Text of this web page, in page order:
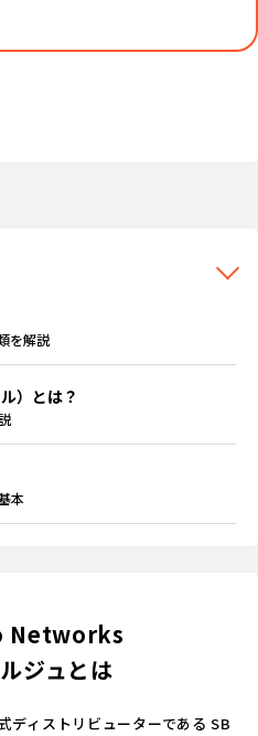
を解説
）とは？
本
Networks
ジュとは
ディストリビューターである SB